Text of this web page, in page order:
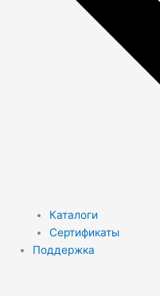
Каталоги
Сертификаты
Поддержка